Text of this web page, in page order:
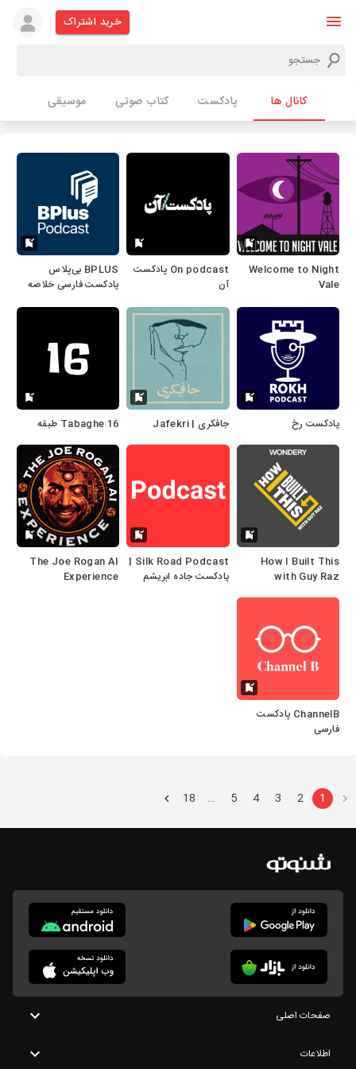
خرید اشتراک
کانال ها پادکست کتاب صوتی موسیقی
Welcome to Night
Vale
On podcast پادکست
آن
‌BPLUS بی‌پلاس
پادکست فارسی خلاصه
پادکست رخ جافکری | Jafekri Tabaghe 16 طبقه
How I Built This
with Guy Raz
Silk Road Podcast |
پادکست جاده ابریشم
The Joe Rogan AI
Experience
ChannelB پادکست
فارسی
1
2
3
4
5
…
18
صفحات اصلی
اطلاعات